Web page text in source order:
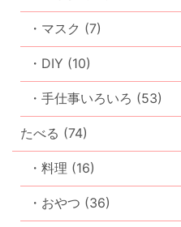
・マスク (7)
・DIY (10)
・手仕事いろいろ (53)
たべる (74)
・料理 (16)
・おやつ (36)